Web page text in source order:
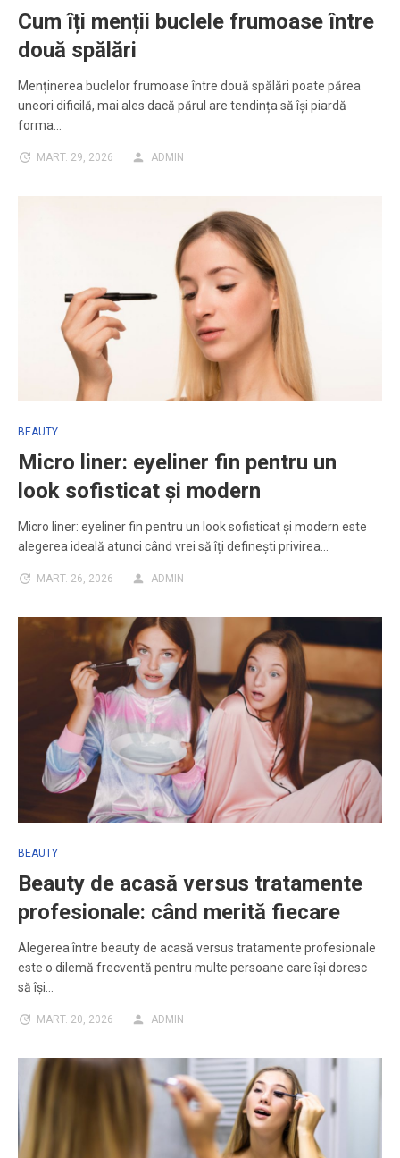
Cum îți menții buclele frumoase între
două spălări
Menținerea buclelor frumoase între două spălări poate părea
uneori dificilă, mai ales dacă părul are tendința să își piardă
forma…
MART. 29, 2026 ADMIN
BEAUTY
Micro liner: eyeliner fin pentru un
look sofisticat și modern
Micro liner: eyeliner fin pentru un look sofisticat și modern este
alegerea ideală atunci când vrei să îți definești privirea…
MART. 26, 2026 ADMIN
BEAUTY
Beauty de acasă versus tratamente
profesionale: când merită fiecare
Alegerea între beauty de acasă versus tratamente profesionale
este o dilemă frecventă pentru multe persoane care își doresc
să își…
MART. 20, 2026 ADMIN